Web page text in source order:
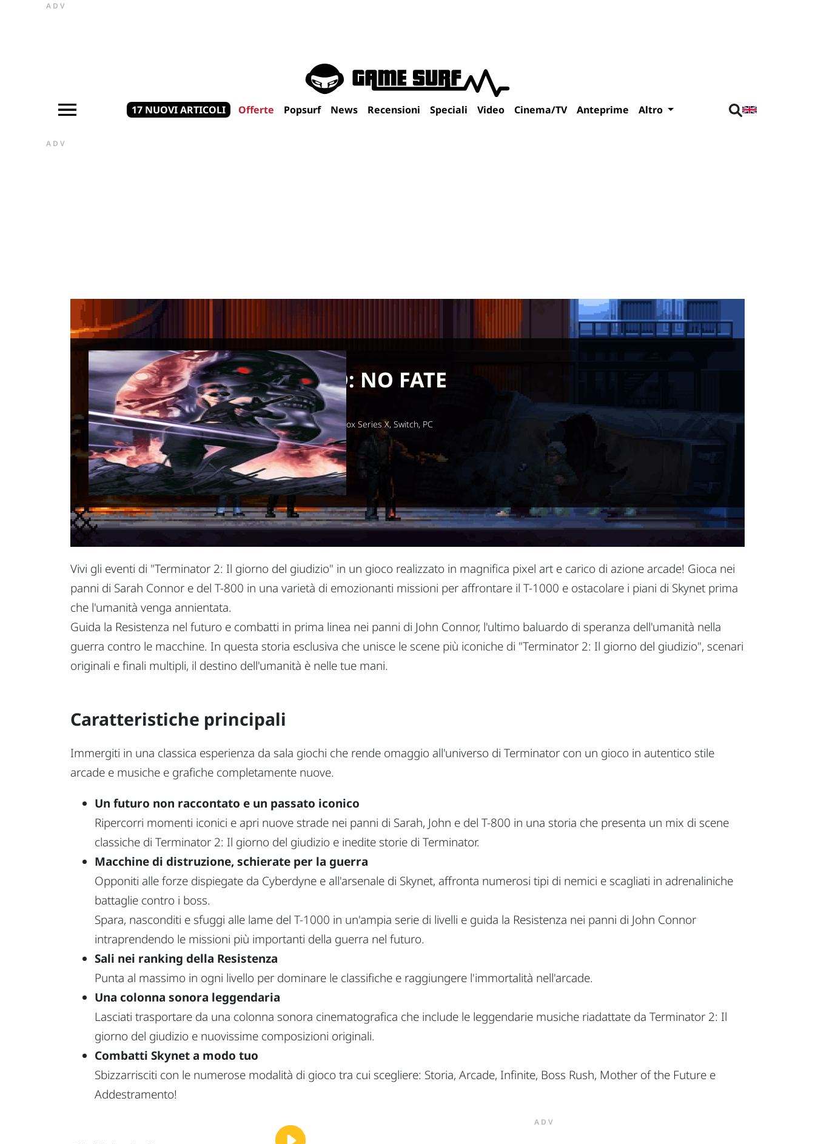
ADV
17 NUOVI ARTICOLI Offerte Popsurf News Recensioni Speciali Video Cinema/TV Anteprime Altro
ADV
Terminator 2D: NO FATE
Data di uscita:12 dicembre 2025
Piattaforme:PS4, PS5, Xbox One, Xbox Series X, Switch, PC
Sviluppatori:Bitmap Bureau
Produttori: Reef Entertainment
Genere:Arcade, Azione
Vivi gli eventi di "Terminator 2: Il giorno del giudizio" in un gioco realizzato in magnifica pixel art e carico di azione arcade! Gioca nei
panni di Sarah Connor e del T-800 in una varietà di emozionanti missioni per affrontare il T-1000 e ostacolare i piani di Skynet prima
che l'umanità venga annientata.
Guida la Resistenza nel futuro e combatti in prima linea nei panni di John Connor, l'ultimo baluardo di speranza dell'umanità nella
guerra contro le macchine. In questa storia esclusiva che unisce le scene più iconiche di "Terminator 2: Il giorno del giudizio", scenari
originali e finali multipli, il destino dell'umanità è nelle tue mani.
Caratteristiche principali
Immergiti in una classica esperienza da sala giochi che rende omaggio all'universo di Terminator con un gioco in autentico stile
arcade e musiche e grafiche completamente nuove.
Un futuro non raccontato e un passato iconico
Ripercorri momenti iconici e apri nuove strade nei panni di Sarah, John e del T-800 in una storia che presenta un mix di scene
classiche di Terminator 2: Il giorno del giudizio e inedite storie di Terminator.
Macchine di distruzione, schierate per la guerra
Opponiti alle forze dispiegate da Cyberdyne e all'arsenale di Skynet, affronta numerosi tipi di nemici e scagliati in adrenaliniche
battaglie contro i boss.
Spara, nasconditi e sfuggi alle lame del T-1000 in un'ampia serie di livelli e guida la Resistenza nei panni di John Connor
intraprendendo le missioni più importanti della guerra nel futuro.
Sali nei ranking della Resistenza
Punta al massimo in ogni livello per dominare le classifiche e raggiungere l'immortalità nell'arcade.
Una colonna sonora leggendaria
Lasciati trasportare da una colonna sonora cinematografica che include le leggendarie musiche riadattate da Terminator 2: Il
giorno del giudizio e nuovissime composizioni originali.
Combatti Skynet a modo tuo
Sbizzarrisciti con le numerose modalità di gioco tra cui scegliere: Storia, Arcade, Infinite, Boss Rush, Mother of the Future e
Addestramento!
ADV